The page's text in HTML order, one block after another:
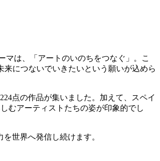
マは、「アートのいのちをつなぐ」。こ
につないでいきたいという願いが込めら
点の作品が集いました。 加えて、スペイ
むアーティストたちの姿が印象的でし
世界へ発信し続けます。